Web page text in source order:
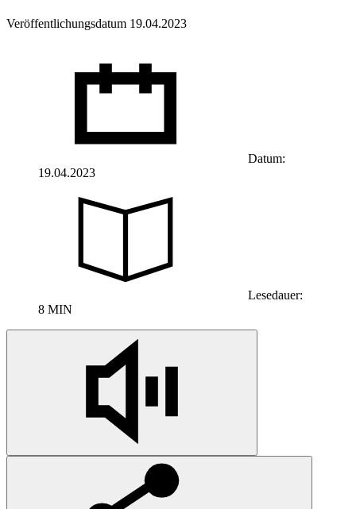
Veröffentlichungsdatum 19.04.2023
Datum:
19.04.2023
Lesedauer:
8 MIN